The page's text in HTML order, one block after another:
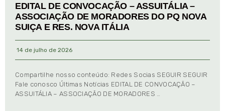
EDITAL DE CONVOCAÇÃO – ASSUITÁLIA –
ASSOCIAÇÃO DE MORADORES DO PQ NOVA
SUIÇA E RES. NOVA ITÁLIA
14 de julho de 2026
Compartilhe nosso conteúdo: Redes Socias SEGUIR SEGUIR
Fale conosco Últimas Notícias EDITAL DE CONVOCAÇÃO –
ASSUITÁLIA – ASSOCIAÇÃO DE MORADORES …